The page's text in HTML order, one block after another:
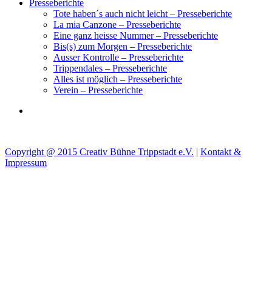
Presseberichte
Tote haben´s auch nicht leicht – Presseberichte
La mia Canzone – Presseberichte
Eine ganz heisse Nummer – Presseberichte
Bis(s) zum Morgen – Presseberichte
Ausser Kontrolle – Presseberichte
Trippendales – Presseberichte
Alles ist möglich – Presseberichte
Verein – Presseberichte
Copyright @ 2015 Creativ Bühne Trippstadt e.V. | Kontakt &
Impressum